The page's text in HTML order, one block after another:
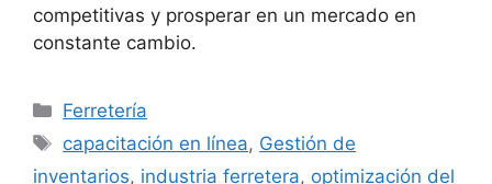
competitivas y prosperar en un mercado en
constante cambio.
Categorías
Ferretería
Etiquetas
capacitación en línea, Gestión de
inventarios, industria ferretera, optimización del